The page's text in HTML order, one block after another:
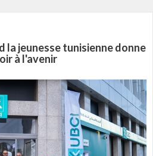
la jeunesse tunisienne donne
à l'avenir